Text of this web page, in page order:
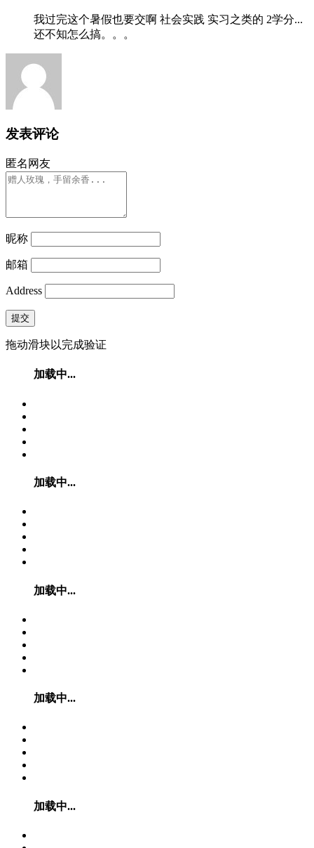
我过完这个暑假也要交啊 社会实践 实习之类的 2学分...
还不知怎么搞。。。
发表评论
匿名网友
昵称
邮箱
Address
提交
拖动滑块以完成验证
加载中...
加载中...
加载中...
加载中...
加载中...